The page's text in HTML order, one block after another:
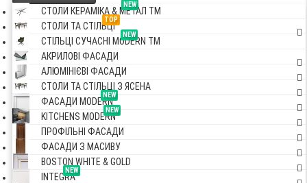
NEW
СТОЛИ КЕРАМІКА & МЕТАЛ TM
TOP
СТОЛИ ТА СТІЛЬЦІ
NEW
СТІЛЬЦІ СУЧАСНІ MODERN TM
АКРИЛОВІ ФАСАДИ
АЛЮМІНІЄВІ ФАСАДИ
СТОЛИ ТА СТІЛЬЦІ З ЯСЕНА
NEW
ФАСАДИ MODERN
NEW
KITCHENS MODERN
ПРОФІЛЬНІ ФАСАДИ
ФАСАДИ З МАСИВУ
BOSTON WHITE & GOLD
NEW
INTEGRA